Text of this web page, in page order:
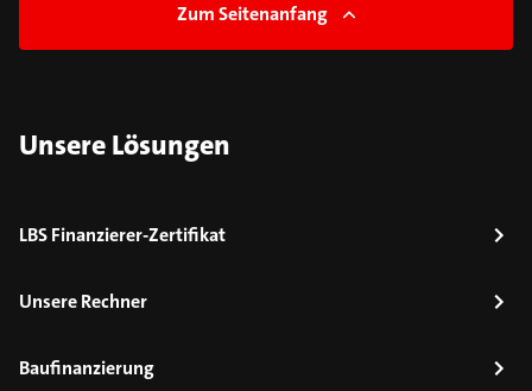
Zum Seitenanfang
Unsere Lösungen
LBS Finanzierer-Zertifikat
Unsere Rechner
Baufinanzierung